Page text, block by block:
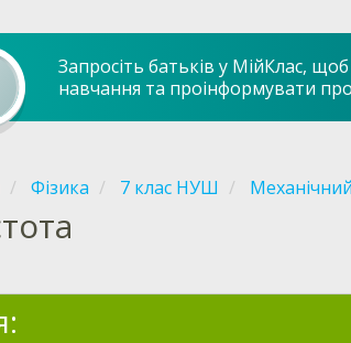
Запросіть батьків у МійКлас,
навчання та проінформувати про
Фізика 7 клас НУШ